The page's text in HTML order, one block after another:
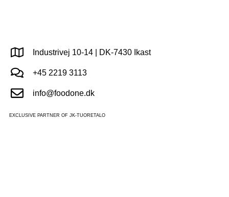
EXCLUSIVE PARTNER OF JK-TUORETALO
Industrivej 10-14 | DK-7430 Ikast
+45 2219 3113
info@foodone.dk